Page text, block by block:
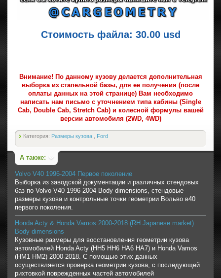
Стоимость файла: 30.00 usd
Внимание! По данному кузову делается дополнительная
выборка из стапельной базы, для ее получения (после
оплаты данных на этой странице) Вам необходимо
написать нам письмо с уточнением типа кабины (Single
Cab, Double Cab, Stretch Cab) и колесной формулы вашей
версии автомобиля (2WD, 4WD)
Категория: Размеры кузова Ford
А также:
Volvo V40 1996-2004 Первое поколение
Выборка из заводской документации и различных стендовых
баз по Volvo V40 1996-2004 Body dimensions, стендовые
размеры кузова и контрольные точки геометрии Вольво в40
первого поколения.
Honda Acty & Honda Vamos 2000-2018 (RH Japanese market)
Body dimensions
Кузовные размеры для восстановления геометрии кузова
автомобилей Honda Acty (HH5 HH6 HA6 HA7) и Honda Vamos
(HM1 HM2) 2000-2018. С помощью этих данных
осуществляется проверка геометрии кузова, с последующей
рихтовкой поврежденных частей автомобилей